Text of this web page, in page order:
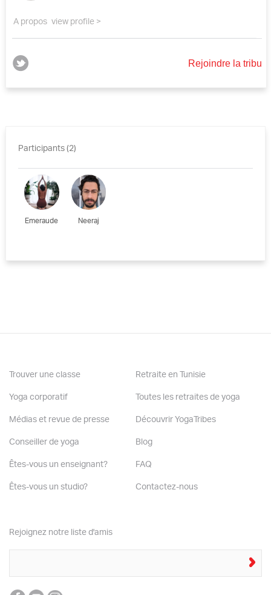
A propos view profile >
Rejoindre la tribu
Participants (2)
Emeraude Neeraj
Trouver une classe
Yoga corporatif
Médias et revue de presse
Conseiller de yoga
Êtes-vous un enseignant?
Êtes-vous un studio?
Retraite en Tunisie
Toutes les retraites de yoga
Découvrir YogaTribes
Blog
FAQ
Contactez-nous
Rejoignez notre liste d'amis